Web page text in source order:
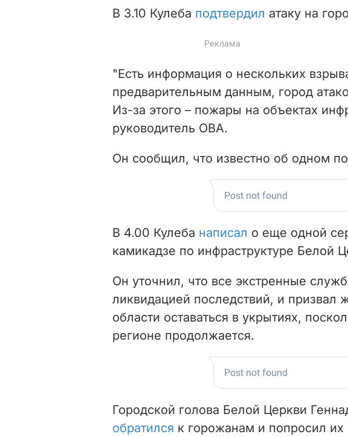
В 3.10 Кулеба подтвердил атаку на
"Есть информация о нескольких
предварительным данным, город
Из-за этого – пожары на объектах
руководитель ОВА.
Он сообщил, что известно об одном
В 4.00 Кулеба написал о еще одной
камикадзе по инфраструктуре Белой
Он уточнил, что все экстренные
ликвидацией последствий, и призвал
области оставаться в укрытиях,
регионе продолжается.
Городской голова Белой Церкви
обратился к горожанам и попросил их